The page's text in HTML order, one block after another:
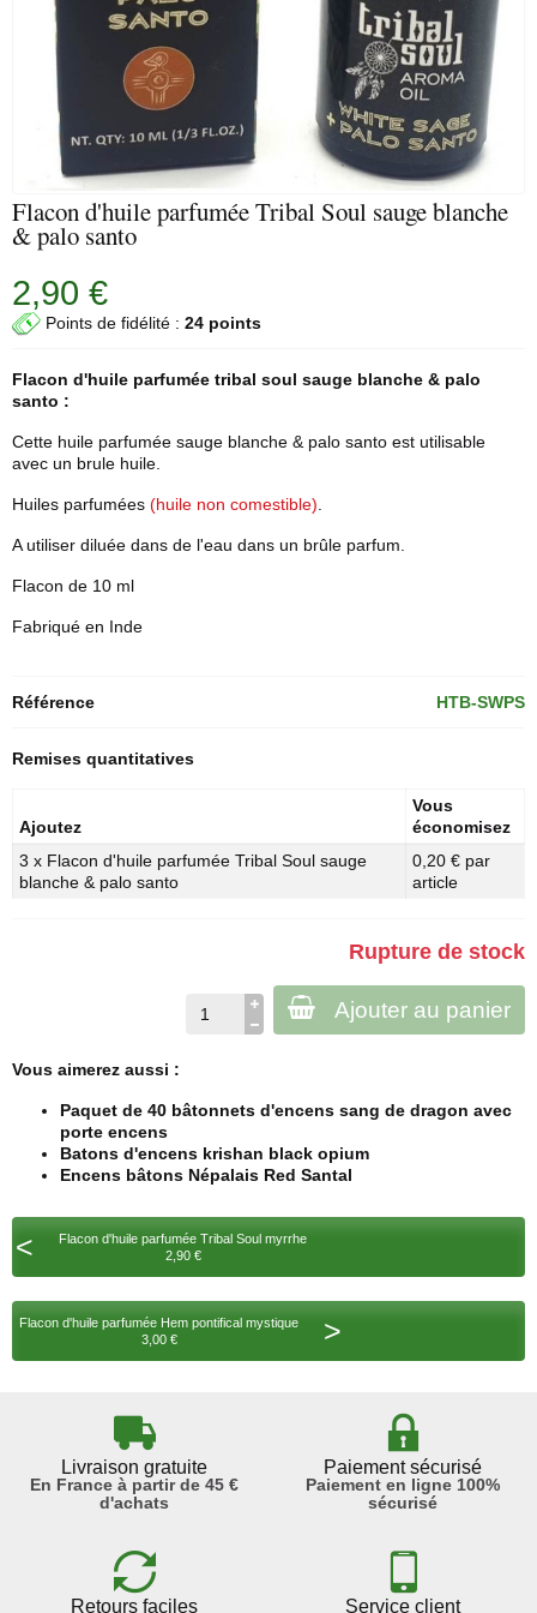
Flacon d'huile parfumée Tribal Soul sauge blanche
& palo santo
2,90 €
Points de fidélité : 24 points
Flacon d'huile parfumée tribal soul sauge blanche & palo
santo :
Cette huile parfumée sauge blanche & palo santo est utilisable
avec un brule huile.
Huiles parfumées (huile non comestible)
A utiliser diluée dans de l'eau dans un brûle parfum.
Flacon de 10 ml
Fabriqué en Inde
Référence HTB-SWPS
Remises quantitatives
Ajoutez
Vous
économisez
3 x Flacon d'huile parfumée Tribal Soul sauge
blanche & palo santo
0,20 € par
article
Rupture de stock
Ajouter au panier
Vous aimerez aussi :
Paquet de 40 bâtonnets d'encens sang de dragon avec
porte encens
Batons d'encens krishan black opium
Encens bâtons Népalais Red Santal
<
Flacon d'huile parfumée Tribal Soul myrrhe
2,90 €
Flacon d'huile parfumée Hem pontifical mystique
3,00 €
>
Livraison gratuite
En France à partir de 45 €
d'achats
Paiement sécurisé
Paiement en ligne 100%
sécurisé
Retours faciles Service client